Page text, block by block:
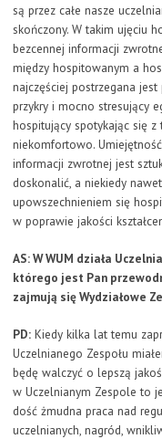
są przez całe nasze
skończony. W takim ujęciu
bezcennej informacji
między hospitowanym a
najczęściej postrzegana
przykry i mocno stresujący
hospitujący spotykając się
niekomfortowo.
informacji zwrotnej jest
doskonalić, a niekiedy
upowszechnieniem się
w poprawie jakości
AS: W WUM działa
którego jest Pan
zajmują się Wydziałowe
PD: Kiedy kilka lat temu
Uczelnianego Zespołu
będę walczyć o lepszą
w Uczelnianym Zespole to
dość żmudna praca nad
uczelnianych, nagród,